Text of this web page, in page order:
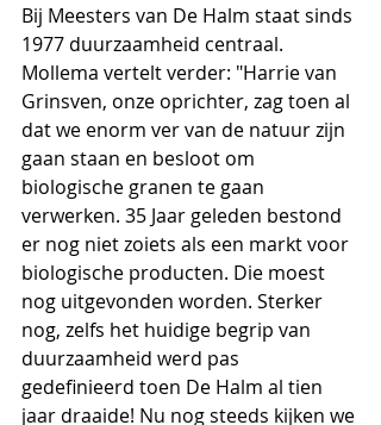
Bij Meesters van De Halm staat sinds
1977 duurzaamheid centraal.
Mollema vertelt verder: "Harrie van
Grinsven, onze oprichter, zag toen al
dat we enorm ver van de natuur zijn
gaan staan en besloot om
biologische granen te gaan
verwerken. 35 Jaar geleden bestond
er nog niet zoiets als een markt voor
biologische producten. Die moest
nog uitgevonden worden. Sterker
nog, zelfs het huidige begrip van
duurzaamheid werd pas
gedefinieerd toen De Halm al tien
jaar draaide! Nu nog steeds kijken we